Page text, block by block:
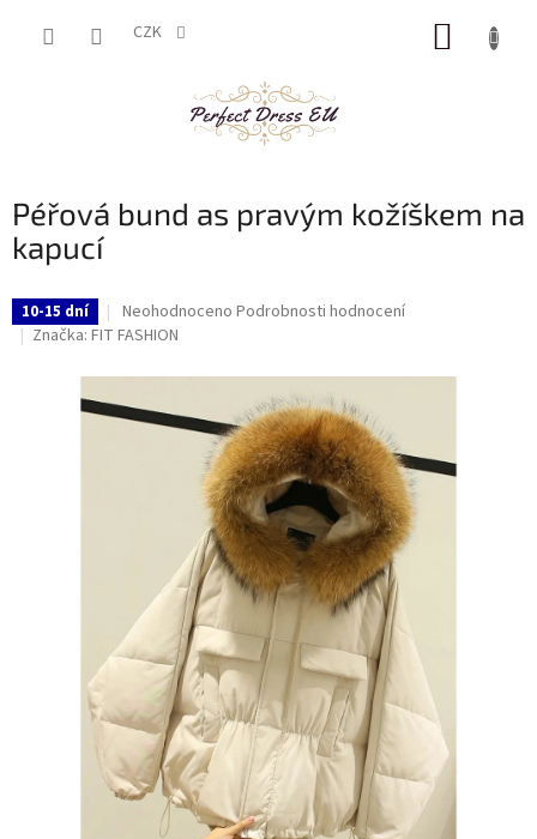
CZK
Péřová bund as pravým kožíškem na
kapucí
10-15 dní
Průměrné
hodnocení
je
0,0
z
Neohodnoceno Podrobnosti hodnocení
Značka: FIT FASHION